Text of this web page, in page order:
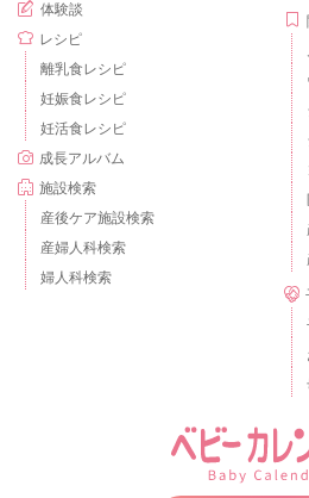
体験談
レシピ
離乳食レシピ
妊娠食レシピ
妊活食レシピ
成長アルバム
施設検索
産後ケア施設検索
産婦人科検索
婦人科検索